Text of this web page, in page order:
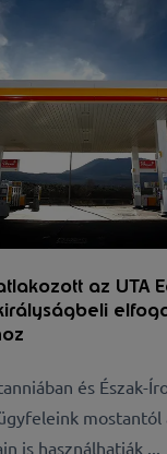
az UTA
és Észak-
mostantól
is használhatják ...